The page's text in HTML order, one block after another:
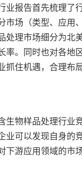
业报告首先梳理了
市场（类型、应用
处理市场细分为北
率。同时也对各地
抓住机遇，合理布
生物样品处理行业
业可以发现自身的
下游应用领域的市